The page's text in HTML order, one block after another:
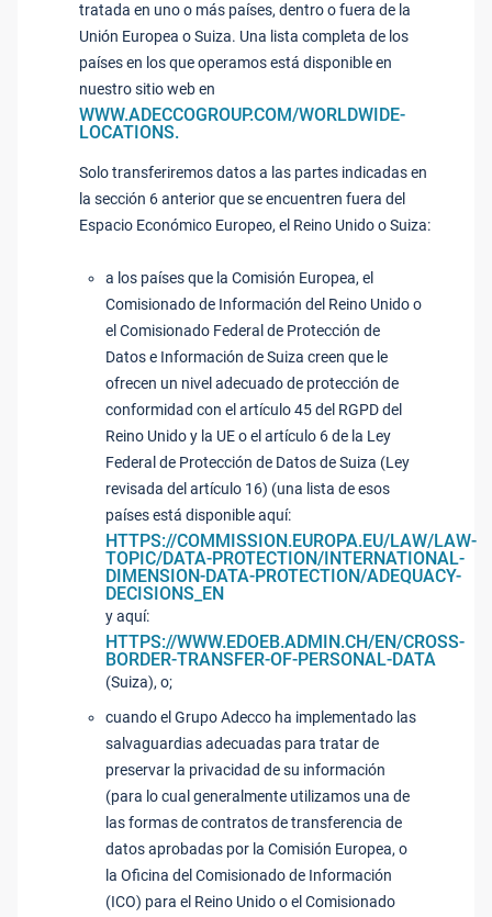
tratada en uno o más países, dentro o fuera de la
Unión Europea o Suiza. Una lista completa de los
países en los que operamos está disponible en
nuestro sitio web en
WWW.ADECCOGROUP.COM/WORLDWIDE-
LOCATIONS.
Solo transferiremos datos a las partes indicadas en
la sección 6 anterior que se encuentren fuera del
Espacio Económico Europeo, el Reino Unido o Suiza:
a los países que la Comisión Europea, el
Comisionado de Información del Reino Unido o
el Comisionado Federal de Protección de
Datos e Información de Suiza creen que le
ofrecen un nivel adecuado de protección de
conformidad con el artículo 45 del RGPD del
Reino Unido y la UE o el artículo 6 de la Ley
Federal de Protección de Datos de Suiza (Ley
revisada del artículo 16) (una lista de esos
países está disponible aquí:
HTTPS://COMMISSION.EUROPA.EU/LAW/LAW-
TOPIC/DATA-PROTECTION/INTERNATIONAL-
DIMENSION-DATA-PROTECTION/ADEQUACY-
DECISIONS_EN
y aquí:
HTTPS://WWW.EDOEB.ADMIN.CH/EN/CROSS-
BORDER-TRANSFER-OF-PERSONAL-DATA
(Suiza), o;
cuando el Grupo Adecco ha implementado las
salvaguardias adecuadas para tratar de
preservar la privacidad de su información
(para lo cual generalmente utilizamos una de
las formas de contratos de transferencia de
datos aprobadas por la Comisión Europea, o
la Oficina del Comisionado de Información
(ICO) para el Reino Unido o el Comisionado